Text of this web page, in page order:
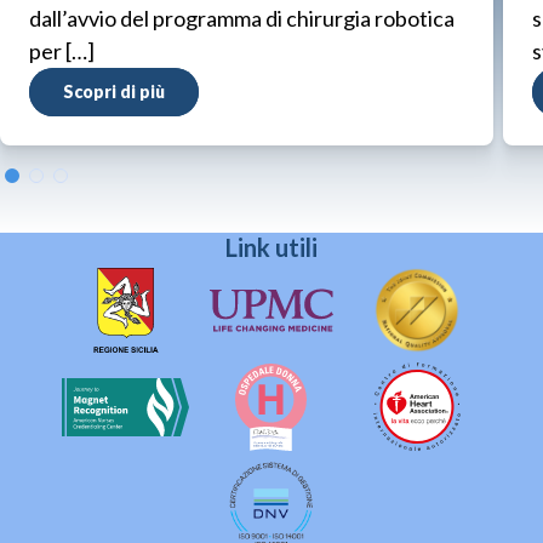
dall’avvio del programma di chirurgia robotica
per […]
Scopri di più
Link utili